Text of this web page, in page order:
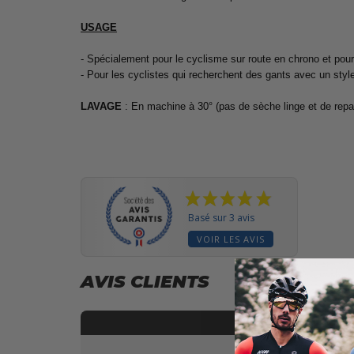
USAGE
- Spécialement pour le cyclisme sur route en chrono et
- Pour les cyclistes qui recherchent des gants avec un
LAVAGE : En machine à 30° (pas de sèche linge et de
Basé sur 3 avis
VOIR LES AVIS
AVIS CLIENTS